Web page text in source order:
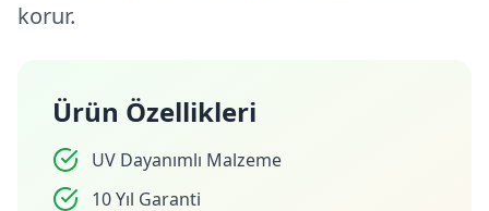
korur.
Ürün Özellikleri
UV Dayanımlı Malzeme
10 Yıl Garanti